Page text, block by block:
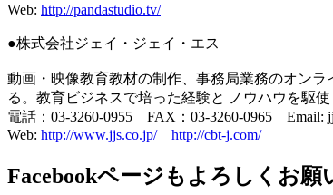
Web: http://pandastudio.tv/
●株式会社ジェイ・ジェイ・エス
動画・映像教育教材の制作、事務局業務のオン
る。教育ビジネスで培った経験と ノウハウを駆
電話：03-3260-0955 FAX：03-3260-0965 Email:
Web: http://www.jjs.co.jp/ http://cbt-j.com/
Facebookページもよろしくお願